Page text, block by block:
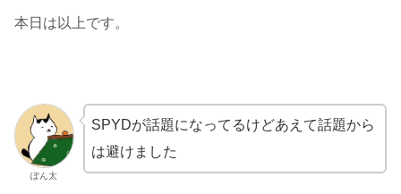
本日は以上です。
ぽん太
SPYDが話題になってるけどあえて話題から
は避けました